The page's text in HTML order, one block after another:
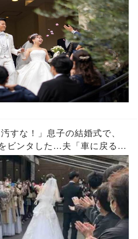
すな！」息子の結婚式で、
ビンタした…夫「車に戻る
が私を哀れんでいたが真実が
になった…